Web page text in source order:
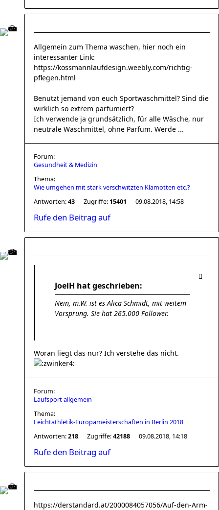
Allgemein zum Thema waschen, hier noch ein
interessanter Link:
https://kossmannlaufdesign.weebly.com/richtig-
pflegen.html
Benutzt jemand von euch Sportwaschmittel? Sind die
wirklich so extrem parfumiert?
Ich verwende ja grundsätzlich, für alle Wäsche, nur
neutrale Waschmittel, ohne Parfum. Werde ...
Forum:
Gesundheit & Medizin
Thema:
Wie umgehen mit stark verschwitzten Klamotten etc.?
Antworten:43 Zugriffe: 15401 09.08.2018, 14:58
Rufe den Beitrag auf
JoelH hat geschrieben:
Nein, m.W. ist es Alica Schmidt, mit weitem
Vorsprung. Sie hat 265.000 Follower.
Woran liegt das nur? Ich verstehe das nicht.
Forum:
Laufsport allgemein
Thema:
Leichtathletik-Europameisterschaften in Berlin 2018
Antworten:218 Zugriffe:42188 09.08.2018, 14:18
Rufe den Beitrag auf
https://derstandard.at/2000084057056/Auf-den-Arm-